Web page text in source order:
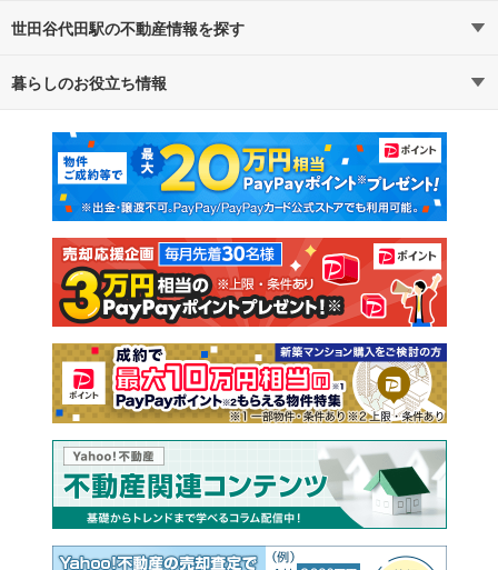
世田谷代田駅の不動産情報を探す
不動産・住宅
新築マンション 中古マンション
新築一戸建て 中古一戸建て
注文住宅 土地
売却査定
暮らしのお役立ち情報
マンションカタログ 教えて！住まいの先生